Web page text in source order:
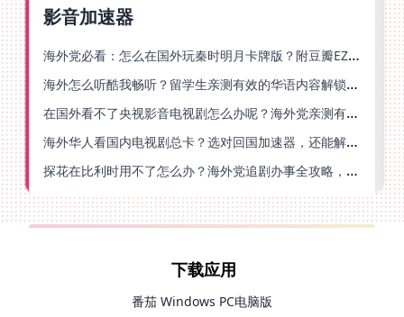
影音加速器
海外党必看：怎么在国外玩秦时明月卡牌版？附豆瓣EZCast地区限制破解法
海外怎么听酷我畅听？留学生亲测有效的华语内容解锁指南
在国外看不了央视影音电视剧怎么办呢？海外党亲测有效的回国加速方案
海外华人看国内电视剧总卡？选对回国加速器，还能解决菲律宾打不开反诈中心的问题
探花在比利时用不了怎么办？海外党追剧办事全攻略，选对加速器就够了
下载应用
番茄 Windows PC电脑版